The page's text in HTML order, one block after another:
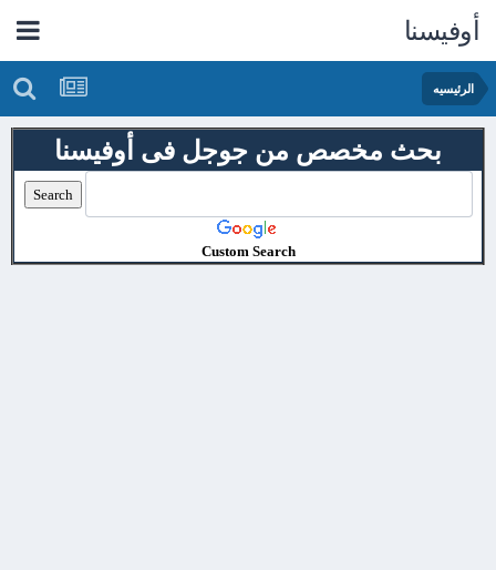
أوفيسنا
الرئيسيه
بحث مخصص من جوجل فى أوفيسنا
Custom Search